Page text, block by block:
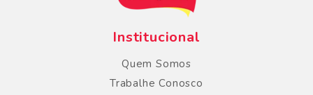
Institucional
Quem Somos
Trabalhe Conosco